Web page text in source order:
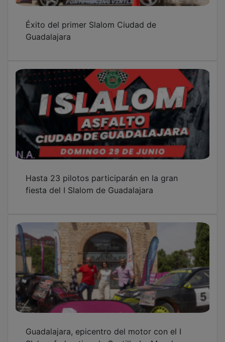
Éxito del primer Slalom Ciudad de
Guadalajara
fiesta del I Slalom de Guadalajara
Slalom federativo de Castilla-La Mancha